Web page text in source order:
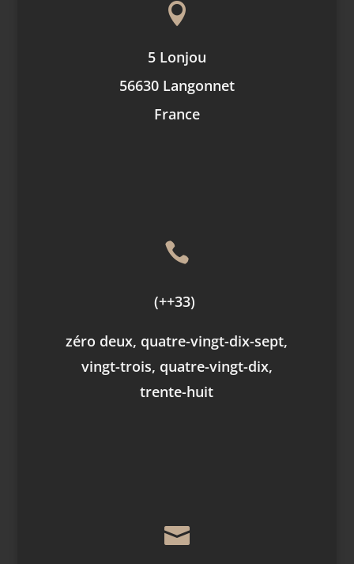

5 Lonjou
56630 Langonnet
France

(++33)
zéro deux, quatre-vingt-dix-sept,
vingt-trois, quatre-vingt-dix,
trente-huit
